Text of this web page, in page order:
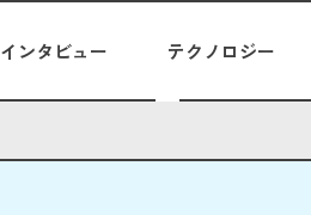
インタビュー テクノロジー